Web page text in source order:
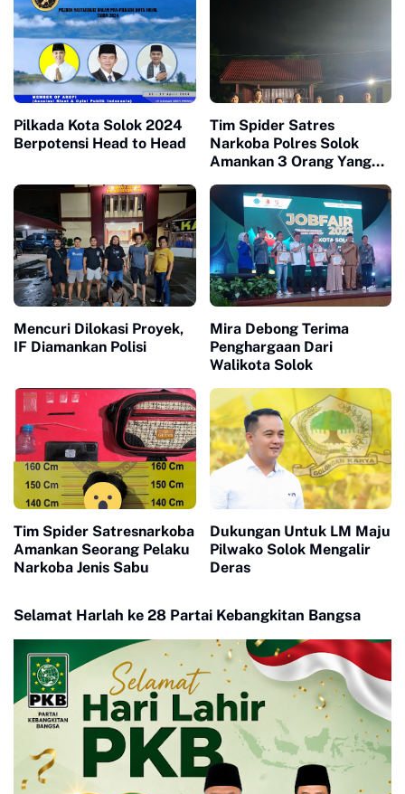
Pilkada Kota Solok 2024
Berpotensi Head to Head
Tim Spider Satres
Narkoba Polres Solok
Amankan 3 Orang Yang
Mencuri Dilokasi Proyek,
IF Diamankan Polisi
Mira Debong Terima
Penghargaan Dari
Walikota Solok
Tim Spider Satresnarkoba
Amankan Seorang Pelaku
Narkoba Jenis Sabu
Dukungan Untuk LM Maju
Pilwako Solok Mengalir
Deras
Selamat Harlah ke 28 Partai Kebangkitan Bangsa